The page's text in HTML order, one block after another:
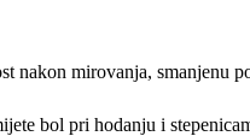
bol pri hodanju i